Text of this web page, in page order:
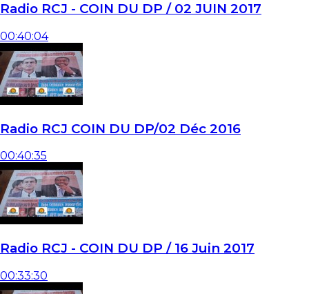
Radio RCJ - COIN DU DP / 02 JUIN 2017
00:40:04
Radio RCJ COIN DU DP/02 Déc 2016
00:40:35
Radio RCJ - COIN DU DP / 16 Juin 2017
00:33:30